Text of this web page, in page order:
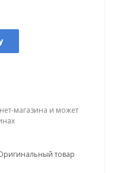
магазина и может
товар